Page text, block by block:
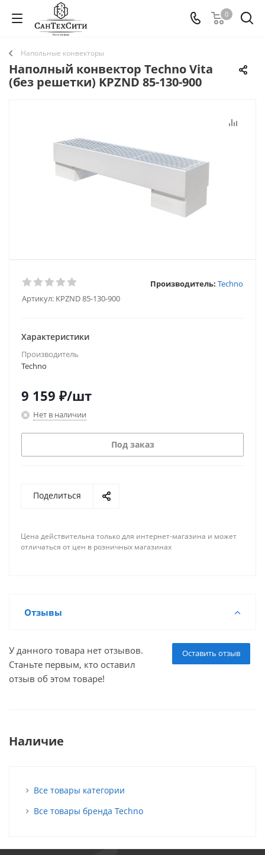
0
Напольные конвекторы
Наполный конвектор Techno Vita
(без решетки) KPZND 85-130-900
Артикул: KPZND 85-130-900
Производитель: Techno
Характеристики
Производитель
Techno
9 159 ₽/шт
Нет в наличии
Под заказ
Поделиться
Цена действительна только для интернет-магазина и может
отличаться от цен в розничных магазинах
Отзывы
Оставить отзыв
У данного товара нет отзывов.
Станьте первым, кто оставил
отзыв об этом товаре!
Наличие
Все товары категории
Все товары бренда Techno